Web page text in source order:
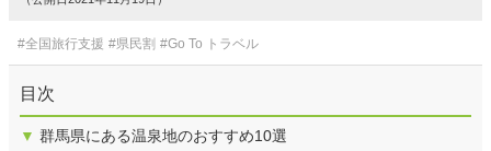
#全国旅行支援 #県民割 #Go To トラベル
目次
▼ 群馬県にある温泉地のおすすめ10選